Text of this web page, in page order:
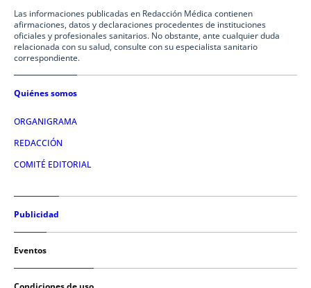
Las informaciones publicadas en Redacción Médica contienen
afirmaciones, datos y declaraciones procedentes de instituciones
oficiales y profesionales sanitarios. No obstante, ante cualquier duda
relacionada con su salud, consulte con su especialista sanitario
correspondiente.
Quiénes somos
ORGANIGRAMA
REDACCIÓN
COMITÉ EDITORIAL
Publicidad
Eventos